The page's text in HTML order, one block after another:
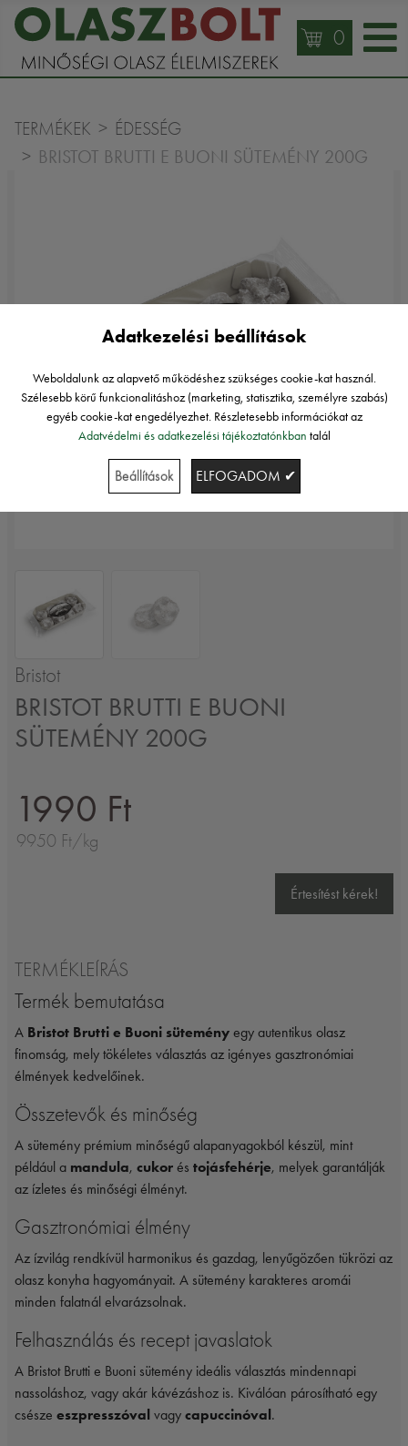
0
TERMÉKEK ÉDESSÉG
BRISTOT BRUTTI E BUONI SÜTEMÉNY 200G
Bristot
BRISTOT BRUTTI E BUONI
SÜTEMÉNY 200G
1990 Ft
9950 Ft/kg
Értesítést kérek!
TERMÉKLEÍRÁS
Termék bemutatása
A Bristot Brutti e Buoni sütemény egy autentikus olasz
finomság, mely tökéletes választás az igényes gasztronómiai
élmények kedvelőinek.
Összetevők és minőség
A sütemény prémium minőségű alapanyagokból készül, mint
például a mandula, cukor és tojásfehérje, melyek garantálják
az ízletes és minőségi élményt.
Gasztronómiai élmény
Az ízvilág rendkívül harmonikus és gazdag, lenyűgözően tükrözi az
olasz konyha hagyományait. A sütemény karakteres aromái
minden falatnál elvarázsolnak.
Felhasználás és recept javaslatok
A Bristot Brutti e Buoni sütemény ideális választás mindennapi
nassoláshoz, vagy akár kávézáshoz is. Kiválóan párosítható egy
csésze eszpresszóval vagy capuccinóval .
Adatkezelési beállítások
Weboldalunk az alapvető működéshez szükséges cookie-kat használ.
Szélesebb körű funkcionalitáshoz (marketing, statisztika, személyre szabás)
egyéb cookie-kat engedélyezhet. Részletesebb információkat az
Adatvédelmi és adatkezelési tájékoztatónkban talál
Beállítások ELFOGADOM ✔